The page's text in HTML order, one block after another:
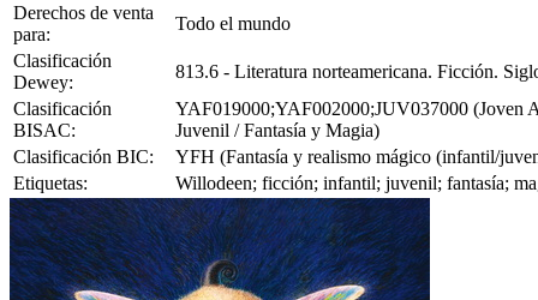
Derechos de venta
para:
Todo el mundo
Clasificación
Dewey:
813.6 - Literatura norteamericana. Ficción.
Clasificación
BISAC:
YAF019000;YAF002000;JUV037000 (Joven
Juvenil / Fantasía y Magia)
Clasificación BIC:
YFH (Fantasía y realismo mágico (infantil/
Etiquetas:
Willodeen; ficción; infantil; juvenil; fantasía;